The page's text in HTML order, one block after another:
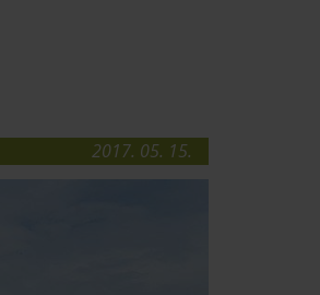
2017. 05. 15.